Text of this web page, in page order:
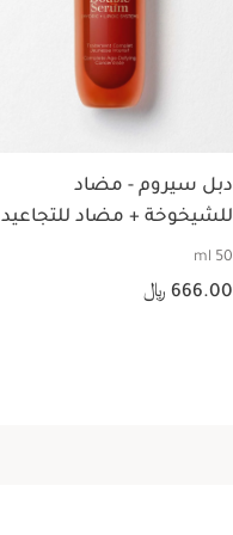
دبل سيروم - مضاد
للشيخوخة + مضاد للتجاعيد
50 ml
السعر الحالي هو 666.00 ﷼
666.00 ﷼